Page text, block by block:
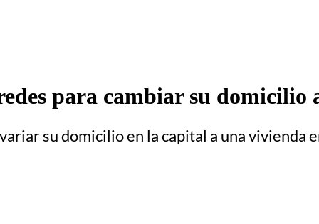
para cambiar su domicilio
su domicilio en la capital a una vivienda